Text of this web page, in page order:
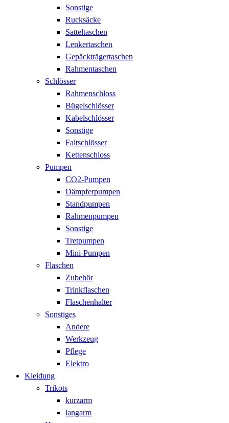
Sonstige
Rucksäcke
Satteltaschen
Lenkertaschen
Gepäckträgertaschen
Rahmentaschen
Schlösser
Rahmenschloss
Bügelschlösser
Kabelschlösser
Sonstige
Faltschlösser
Kettenschloss
Pumpen
CO2-Pumpen
Dämpferpumpen
Standpumpen
Rahmenpumpen
Sonstige
Tretpumpen
Mini-Pumpen
Flaschen
Zubehör
Trinkflaschen
Flaschenhalter
Sonstiges
Andere
Werkzeug
Pflege
Elektro
Kleidung
Trikots
kurzarm
langarm